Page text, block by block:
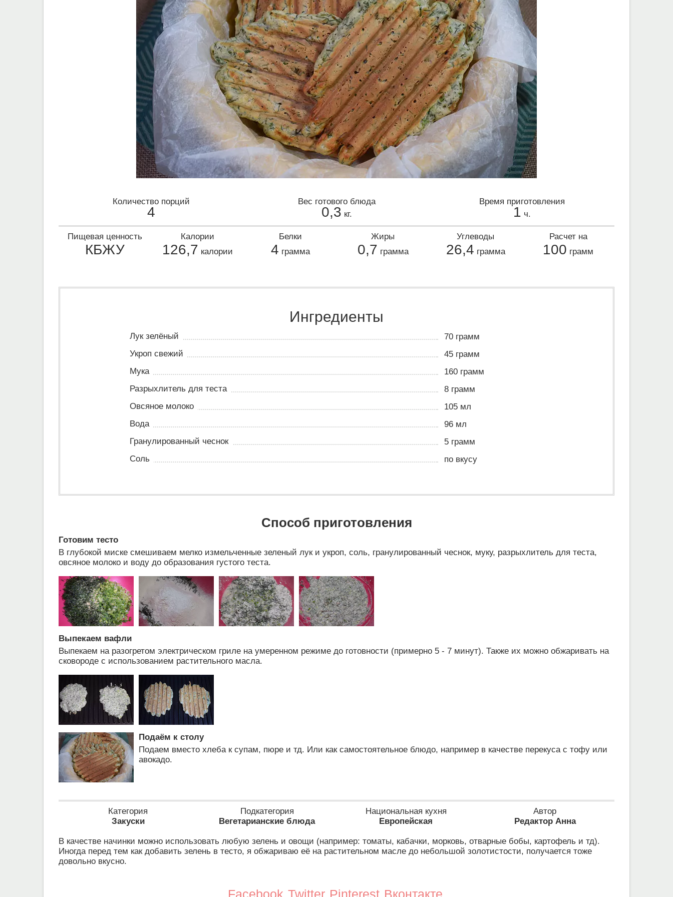
Количество порций
4
Вес готового блюда
0,3 кг.
Время приготовления
1 ч.
Пищевая ценность
КБЖУ
Калории
126,7 калории
Белки
4 грамма
Жиры
0,7 грамма
Углеводы
26,4 грамма
Расчет на
100 грамм
Ингредиенты
Лук зелёный
70 грамм
Укроп свежий
45 грамм
Мука
160 грамм
Разрыхлитель для теста
8 грамм
Овсяное молоко
105 мл
Вода
96 мл
Гранулированный чеснок
5 грамм
Соль
по вкусу
Способ приготовления
Готовим тесто
В глубокой миске смешиваем мелко измельченные зеленый лук и укроп, соль, гранулированный чеснок, муку, разрыхлитель для теста,
овсяное молоко и воду до образования густого теста.
Выпекаем вафли
Выпекаем на разогретом электрическом гриле на умеренном режиме до готовности (примерно 5 - 7 минут). Также их можно обжаривать на
сковороде с использованием растительного масла.
Подаём к столу
Подаем вместо хлеба к супам, пюре и тд. Или как самостоятельное блюдо, например в качестве перекуса с тофу или
авокадо.
Категория
Закуски
Подкатегория
Вегетарианские блюда
Национальная кухня
Европейская
Автор
Редактор Анна
В качестве начинки можно использовать любую зелень и овощи (например: томаты, кабачки, морковь, отварные бобы, картофель и тд).
Иногда перед тем как добавить зелень в тесто, я обжариваю её на растительном масле до небольшой золотистости, получается тоже
довольно вкусно.
Facebook Twitter Pinterest Вконтакте